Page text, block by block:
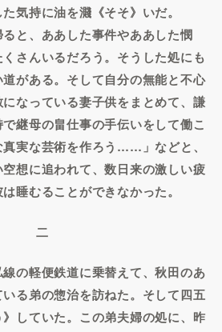
気持に油を濺《そそ》いだ。
と、ああした事件やああした憫
くさんいるだろう。そうした処にも
がある。そして自分の無能と不心
なっている妻子供をまとめて、謙
継母の畠仕事の手伝いをして働こ
実な芸術を作ろう……」などと、
想に追われて、数日来の激しい疲
睡むることができなかった。
二
の軽便鉄道に乗替えて、秋田のあ
る弟の惣治を訪ねた。そして四五
していた。この弟夫婦の処に、昨